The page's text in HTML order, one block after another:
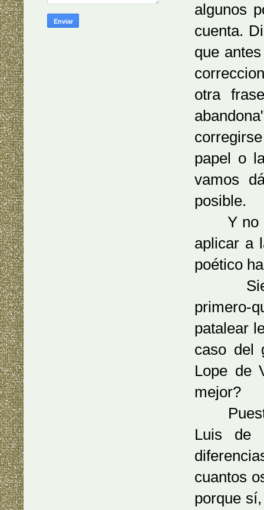
algunos
cuenta.
que
otra
papel o
vamos
posible.
Y no es
aplicar a
poético
Siento
primero-
patalear
caso del
Lope de
mejor?
Luis de
cuantos
porque